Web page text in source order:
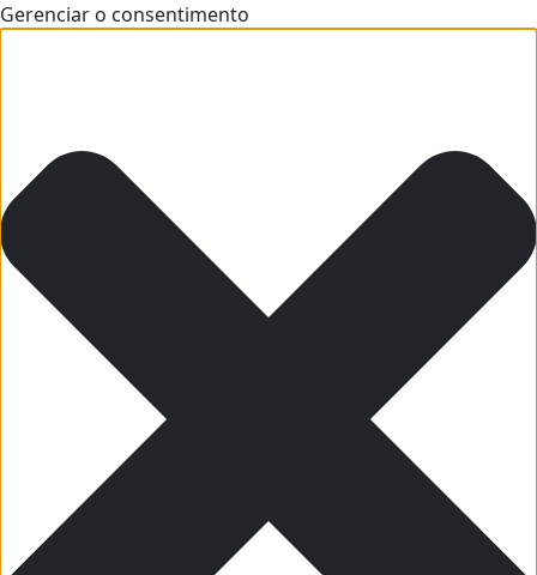
Gerenciar o consentimento